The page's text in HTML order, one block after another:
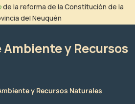
de la reforma de la Constitución de la
del Neuquén
y Recursos
y Recursos Naturales